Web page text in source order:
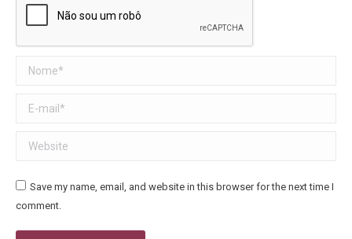
Nome *
E-mail *
Website
Save my name, email, and website in this browser for the next time I
comment.